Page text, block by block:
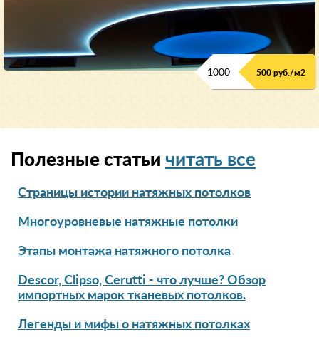
1000 500 руб./м2
Полезные статьи читать все
Страницы истории натяжных потолков
Многоуровневые натяжные потолки
Этапы монтажа натяжного потолка
Descor, Clipso, Cerutti - что лучше? Обзор
импортных марок тканевых потолков.
Легенды и мифы о натяжных потолках